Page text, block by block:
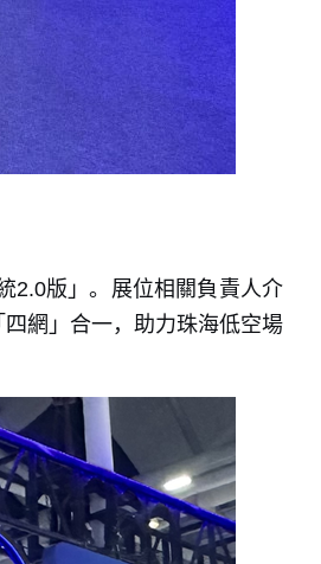
2.0版」。展位相關負責人介
網」合一，助力珠海低空場